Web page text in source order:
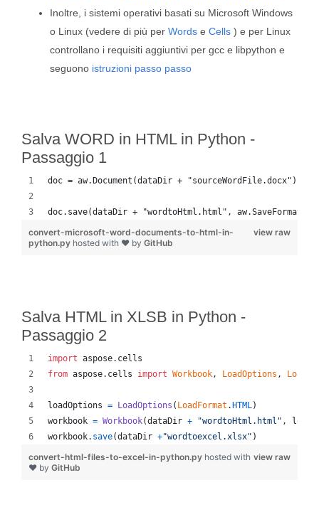
Inoltre, i sistemi operativi basati su Microsoft Windows
o Linux (vedere di più per Words e Cells ) e per Linux
controllano i requisiti aggiuntivi per gcc e libpython e
seguono istruzioni passo passo
Salva WORD in HTML in Python -
Passaggio 1
doc = aw.Document(dataDir + "sourceWordFile.docx")
doc.save(dataDir + "wordtoHtml.html",
view raw
convert-microsoft-word-documents-to-html-in-
python.py hosted with ❤ by GitHub
Salva HTML in XLSB in Python -
Passaggio 2
import aspose. cells
from aspose. cells import Workbook, LoadOptions ,
loadOptions = LoadOptions ( LoadFormat . HTML)
workbook = Workbook(dataDir + "wordtoHtml.html" ,
workbook. save(dataDir +"wordtoexcel.xlsx" )
view raw
convert-html-files-to-excel-in-python.py hosted with
❤ by GitHub